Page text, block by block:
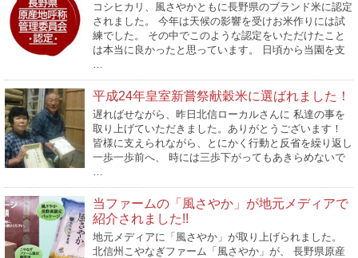
コシヒカリ、風さやかともに長野県のブランド米に認定
されました。 今年は天候の影響を受けお米作りには試
練でした。 その中でこのような認定をいただけたこと
は本当に良かったと思っています。 日頃から当園を支
…
平成24年皇室新嘗祭献穀米に選ばれました！
遅ればせながら、昨日北信ローカルさんに 私達の事を
取り上げていただきました。ありがとうございます！
皆様に支えられながら、とにかく行動と反省を繰り返し
一歩一歩前へ、 時には三歩下がってもあきらめないで
…
当ファームの「風さやか」が地元メディアで
紹介されました!!
地元メディアに「風さやか」が取り上げられました。
北信州こやなぎファーム「風さやか」が、 長野県原産